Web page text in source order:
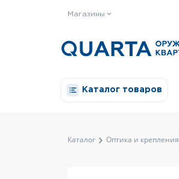
Магазины
Каталог товаров
Каталог Оптика и крепления